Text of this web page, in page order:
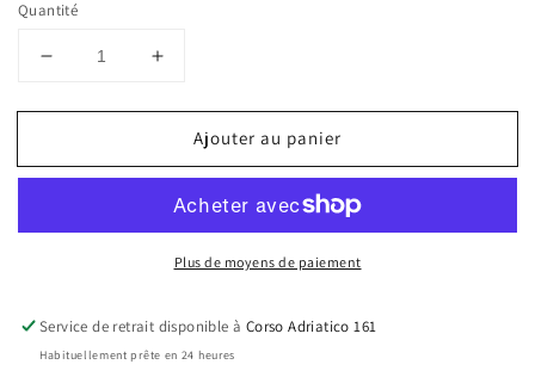
Quantité
Réduire
quantité
Débroussailleuse
Augmenter
quantité
Débroussailleuse
TS
Ajouter au panier
Plus de moyens de paiement
Service de retrait disponible à Corso Adriatico 161
Habituellement prête en 24 heures